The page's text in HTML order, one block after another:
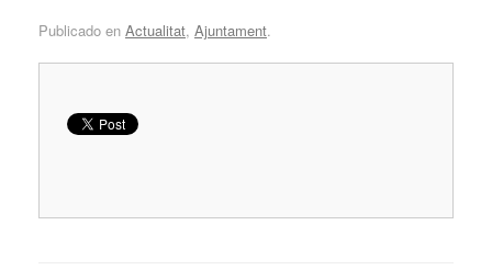
Publicado en Actualitat, Ajuntament.